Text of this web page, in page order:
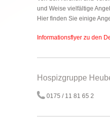
und Weise vielfältige
Hier finden Sie einige
Informationsflyer zu den
Hospizgruppe
0175 / 11 81 65 2